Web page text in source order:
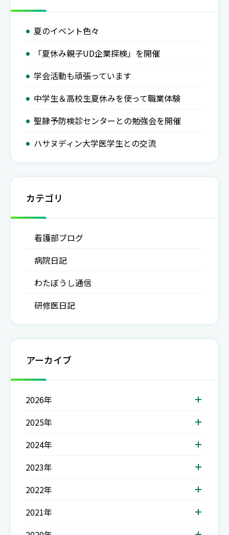
できて、楽しかった！」などなど充実した一日を過ごせ
夏のイベント色々
「夏休み親子UD企業探検」を開催
学会活動も頑張っています
中学生＆高校生夏休みを使って職業体験
聖隷予防検診センターとの勉強会を開催
ハサヌディン大学医学生との交流
カテゴリ
看護部ブログ
病院日記
わたぼうし通信
研修医日記
アーカイブ
2026年
2025年
2024年
2023年
2022年
2021年